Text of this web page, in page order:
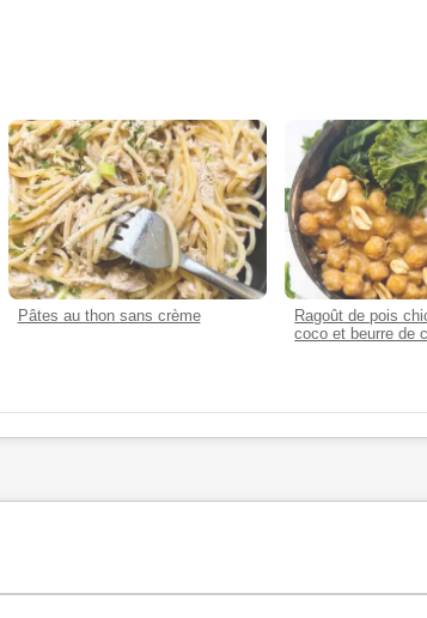
Pâtes au thon sans crème
Ragoût de pois
coco et beurre de